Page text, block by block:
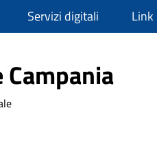
Servizi digitali
Campania